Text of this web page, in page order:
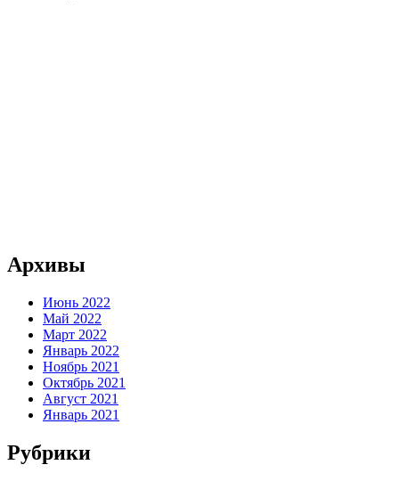
Архивы
Июнь 2022
Май 2022
Март 2022
Январь 2022
Ноябрь 2021
Октябрь 2021
Август 2021
Январь 2021
Рубрики